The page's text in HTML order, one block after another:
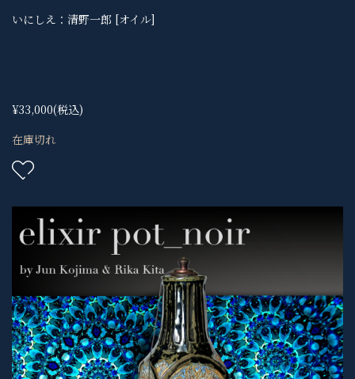
いにしえ：清野一郎 [オイル]
¥33,000(税込)
在庫切れ